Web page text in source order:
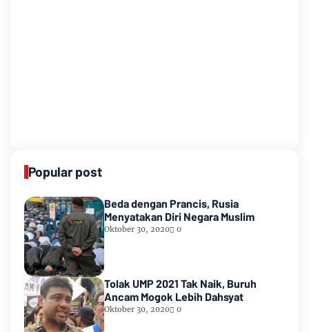
Popular post
Beda dengan Prancis, Rusia
Menyatakan Diri Negara Muslim
Oktober 30, 2020 0
Tolak UMP 2021 Tak Naik, Buruh
Ancam Mogok Lebih Dahsyat
Oktober 30, 2020 0